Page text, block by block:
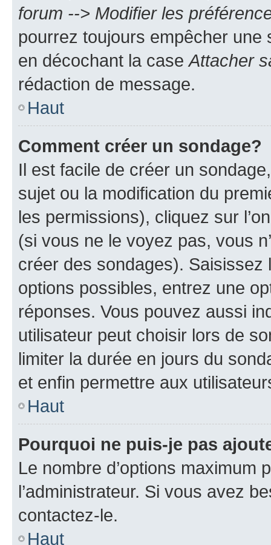
forum --> Modifier les
pourrez toujours empêcher une
en décochant la case Attacher
rédaction de message.
Haut
Comment créer un sondage?
Il est facile de créer un
sujet ou la modification du
les permissions), cliquez sur
(si vous ne le voyez pas, vous
créer des sondages).
options possibles, entrez une
réponses. Vous pouvez aussi
utilisateur peut choisir lors de
limiter la durée en jours du
et enfin permettre aux
Haut
Pourquoi ne puis-je pas
Le nombre d’options maximum
l’administrateur. Si vous avez
contactez-le.
Haut